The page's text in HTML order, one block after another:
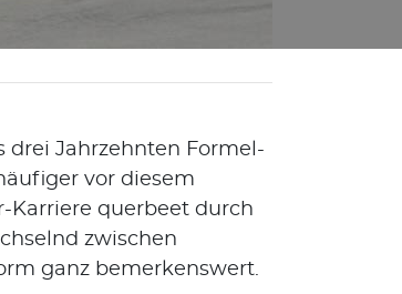
drei Jahrzehnten Formel-
vor diesem
Karriere querbeet durch
zwischen
ganz bemerkenswert.